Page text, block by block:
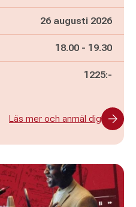
26 augusti 2026
Pågår mellan
18.00 - och
19.30
1225:-
Läs mer och anmäl dig